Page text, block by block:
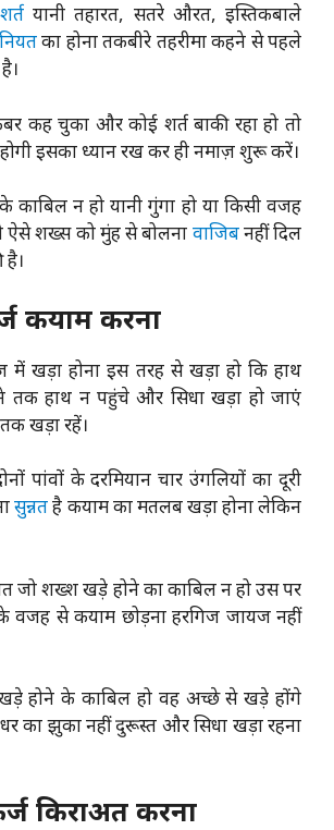
यानी तहारत,‌ सतरे औरत, इस्तिकबाले
नियतका होना तकबीरे तहरीमा कहने से पहले
कह चुका और कोई शर्त बाकी रहा हो तो
इसका ध्यान रख कर ही नमाज़ शुरू करें।
न हो यानी गुंगा हो या किसी वजह
ऐसे शख्स को मुंह से बोलना वाजिबनहीं दिल
है।
कयाम करना
में खड़ा होना इस तरह से खड़ा हो कि हाथ
तक हाथ न पहुंचे और सिधा खड़ा हो जाएं
खड़ा रहें।
पांवों के दरमियान चार उंगलियों का दूरी
सुन्नतहै कयाम का मतलब खड़ा होना लेकिन
जो शख्श खड़े होने का काबिल न हो उस पर
से कयाम छोड़ना हरगिज जायज नहीं
होने के काबिल हो वह अच्छे से खड़े होंगे
का झुका नहीं दुरूस्त और सिधा खड़ा रहना
किराअत करना